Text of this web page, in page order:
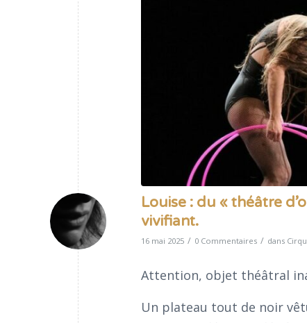
Louise : du « théâtre
vivifiant.
16 mai 2025 / 0 Commentaires / dans
Attention, objet théâtral
Un plateau tout de noir